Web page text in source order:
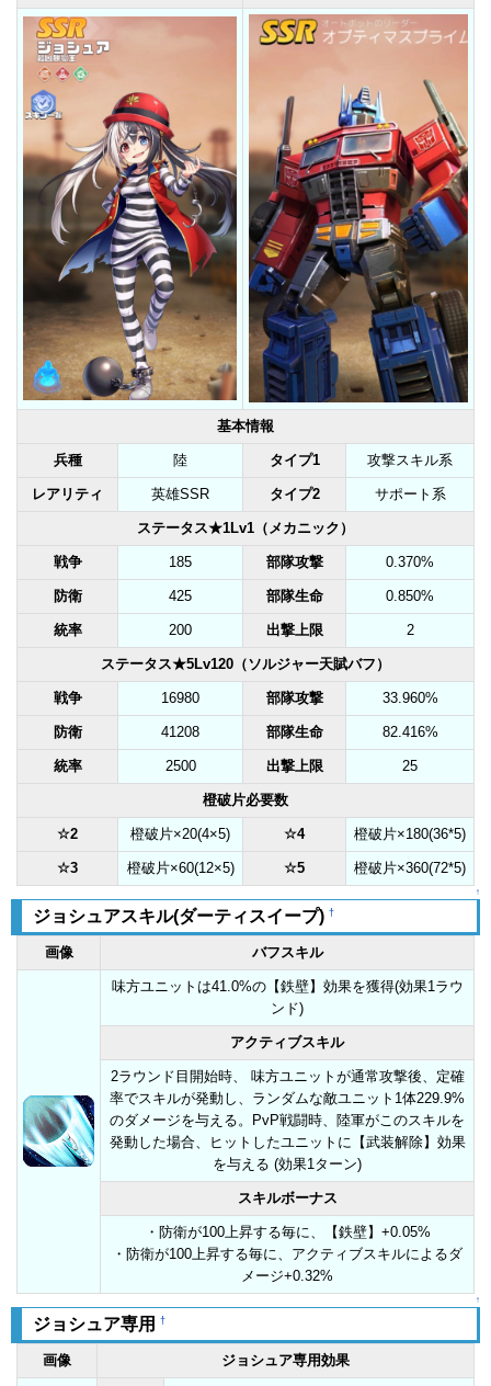
基本情報
兵種 陸 タイプ1 攻撃スキル系
レアリティ 英雄SSR タイプ2 サポート系
ステータス★1Lv1（メカニック）
戦争 185 部隊攻撃 0.370%
防衛 425 部隊生命 0.850%
統率 200 出撃上限 2
ステータス★5Lv120（ソルジャー天賦バフ）
戦争 16980 部隊攻撃 33.960%
防衛 41208 部隊生命 82.416%
統率 2500 出撃上限 25
橙破片必要数
☆2 橙破片×20(4×5) ☆4 橙破片×180(36*5)
☆3 橙破片×60(12×5) ☆5 橙破片×360(72*5)
↑
ジョシュアスキル(ダーティスイープ) †
画像 バフスキル
味方ユニットは41.0%の【鉄壁】効果を獲得(効果1ラウ
ンド)
アクティブスキル
2ラウンド目開始時、 味方ユニットが通常攻撃後、定確
率でスキルが発動し、ランダムな敵ユニット1体229.9%
のダメージを与える。PvP戦闘時、陸軍がこのスキルを
発動した場合、ヒットしたユニットに【武装解除】効果
を与える (効果1ターン)
スキルボーナス
・防衛が100上昇する毎に、【鉄壁】+0.05%
・防衛が100上昇する毎に、アクティブスキルによるダ
メージ+0.32%
↑
ジョシュア専用 †
画像 ジョシュア専用効果